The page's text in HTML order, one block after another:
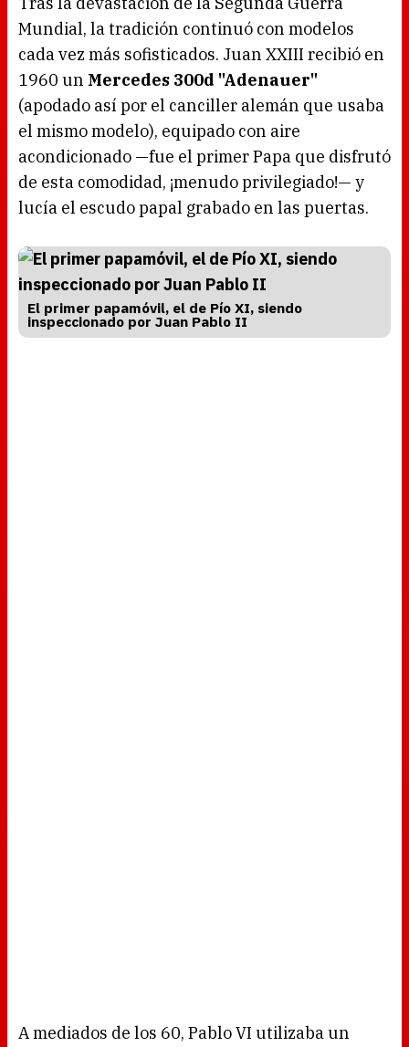
Mundial, la tradición continuó con modelos
cada vez más sofisticados. Juan XXIII recibió en
1960 un Mercedes 300d "Adenauer"
(apodado así por el canciller alemán que usaba
el mismo modelo), equipado con aire
acondicionado —fue el primer Papa que disfrutó
de esta comodidad, ¡menudo privilegiado!— y
lucía el escudo papal grabado en las puertas.
El primer papamóvil, el de Pío XI, siendo
inspeccionado por Juan Pablo II
A mediados de los 60, Pablo VI utilizaba un